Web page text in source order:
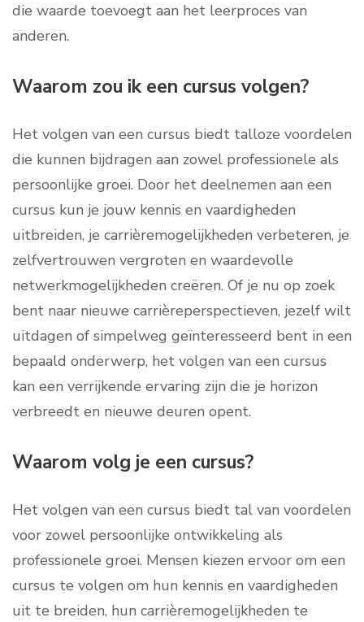
die waarde toevoegt aan het leerproces van
anderen.
Waarom zou ik een cursus volgen?
Het volgen van een cursus biedt talloze voordelen
die kunnen bijdragen aan zowel professionele als
persoonlijke groei. Door het deelnemen aan een
cursus kun je jouw kennis en vaardigheden
uitbreiden, je carrièremogelijkheden verbeteren, je
zelfvertrouwen vergroten en waardevolle
netwerkmogelijkheden creëren. Of je nu op zoek
bent naar nieuwe carrièreperspectieven, jezelf wilt
uitdagen of simpelweg geïnteresseerd bent in een
bepaald onderwerp, het volgen van een cursus
kan een verrijkende ervaring zijn die je horizon
verbreedt en nieuwe deuren opent.
Waarom volg je een cursus?
Het volgen van een cursus biedt tal van voordelen
voor zowel persoonlijke ontwikkeling als
professionele groei. Mensen kiezen ervoor om een
cursus te volgen om hun kennis en vaardigheden
uit te breiden, hun carrièremogelijkheden te